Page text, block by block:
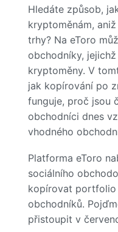
Hledáte způsob,
kryptoměnám,
trhy? Na eToro
obchodníky,
kryptoměny. V
jak kopírování po
funguje, proč jsou
obchodníci dnes
vhodného
Platforma eToro
sociálního
kopírovat
obchodníků.
přistoupit v